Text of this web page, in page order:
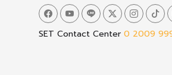
SET Contact Center 0 2009